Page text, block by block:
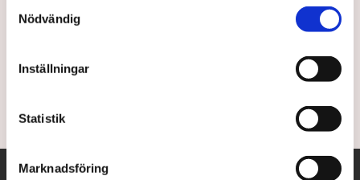
Nödvändig
Inställningar
Statistik
Marknadsföring
Glöm diskussioner om huruvida bollen var ute eller
inne under en tennismatch. Svenska techbolaget
tveksamma domslut, skriver Di.